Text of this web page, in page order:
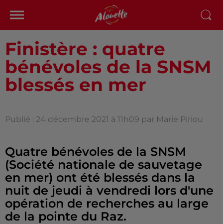
Finistère : quatre
bénévoles de la SNSM
blessés en mer
Publié : 24 décembre 2021 à 11h09 par Marie Piriou
Quatre bénévoles de la SNSM
(Société nationale de sauvetage
en mer) ont été blessés dans la
nuit de jeudi à vendredi lors d'une
opération de recherches au large
de la pointe du Raz.